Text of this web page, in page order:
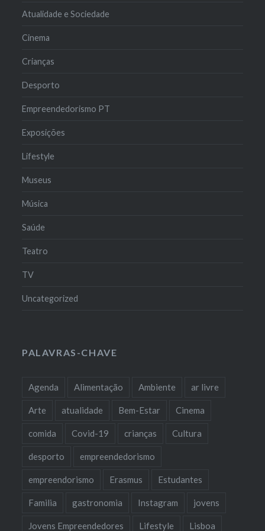
Atualidade e Sociedade
Cinema
Crianças
Desporto
Empreendedorismo PT
Exposições
Lifestyle
Museus
Música
Saúde
Teatro
TV
Uncategorized
PALAVRAS-CHAVE
Agenda Alimentação Ambiente ar livre
Arte atualidade Bem-Estar Cinema
comida Covid-19 crianças Cultura
desporto empreendedorismo
empreendorismo Erasmus Estudantes
Familia gastronomia Instagram jovens
Jovens Empreendedores Lifestyle Lisboa